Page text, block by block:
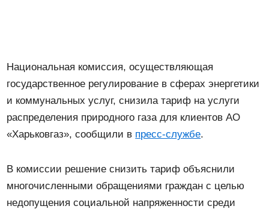
Национальная комиссия, осуществляющая
государственное регулирование в сферах энергетики
и коммунальных услуг, снизила тариф на услуги
распределения природного газа для клиентов АО
«Харьковгаз», сообщили в пресс-службе.
В комиссии решение снизить тариф объяснили
многочисленными обращениями граждан с целью
недопущения социальной напряженности среди